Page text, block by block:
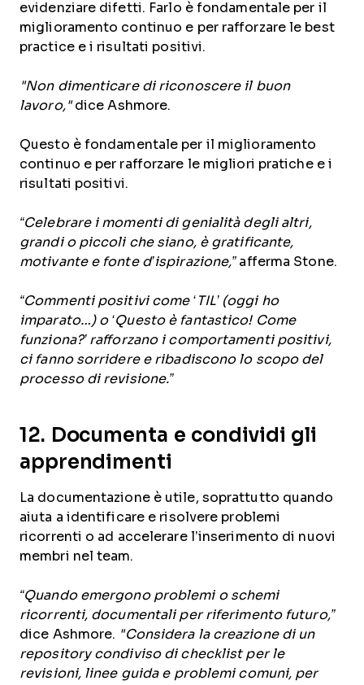
evidenziare difetti. Farlo è fondamentale per il
miglioramento continuo e per rafforzare le best
practice e i risultati positivi.
"Non dimenticare di riconoscere il buon
lavoro,"dice Ashmore.
Questo è fondamentale per il miglioramento
continuo e per rafforzare le migliori pratiche e i
risultati positivi.
“Celebrare i momenti di genialità degli altri,
grandi o piccoli che siano, è gratificante,
motivante e fonte d’ispirazione,”afferma Stone.
“Commenti positivi come ‘TIL’ (oggi ho
imparato…) o ‘Questo è fantastico! Come
funziona?’ rafforzano i comportamenti positivi,
ci fanno sorridere e ribadiscono lo scopo del
processo di revisione.”
12. Documenta e condividi gli
apprendimenti
La documentazione è utile, soprattutto quando
aiuta a identificare e risolvere problemi
ricorrenti o ad accelerare l’inserimento di nuovi
membri nel team.
“Quando emergono problemi o schemi
ricorrenti, documentali per riferimento futuro,”
dice Ashmore. "Considera la creazione di un
repository condiviso di checklist per le
revisioni, linee guida e problemi comuni, per